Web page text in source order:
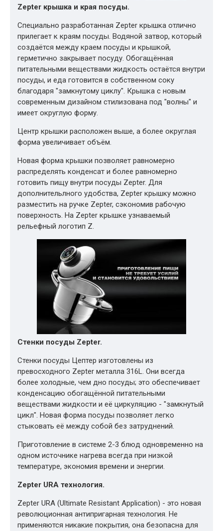
Zepter крышка и края посуды.
Специально разработанная Zepter крышка отлично
прилегает к краям посуды. Водяной затвор, который
создаётся между краем посуды и крышкой,
герметично закрывает посуду. Обогащённая
питательными веществами жидкость остаётся внутри
посуды, и еда готовится в собственном соку
благодаря "замкнутому циклу". Крышка с новым
современным дизайном стилизована под "волны" и
имеет округлую форму.
Центр крышки расположен выше, а более округлая
форма увеличивает объём.
Новая форма крышки позволяет равномерно
распределять конденсат и более равномерно
готовить пищу внутри посуды Zepter. Для
дополнительлного удобства, Zepter крышку можно
разместить на ручке Zepter, сэкономив рабочую
поверхность. На Zepter крышке узнаваемый
рельефный логотип Z.
Стенки посуды Zepter.
Стенки посуды Цептер изготовлены из
превосходного Zepter металла 316L. Они всегда
более холодные, чем дно посуды; это обеспечивает
конденсацию обогащённой питательными
веществами жидкости и её циркуляцию - "замкнутый
цикл". Новая форма посуды позволяет легко
стыковать её между собой без затруднений.
Приготовление в системе 2-3 блюд одновременно на
одном источнике нагрева всегда при низкой
температуре, экономия времени и энергии.
Zepter URA технология.
Zepter URA (Ultimate Resistant Application) - это новая
революционная антипригарная технология. Не
применяются никакие покрытия, она безопасна для